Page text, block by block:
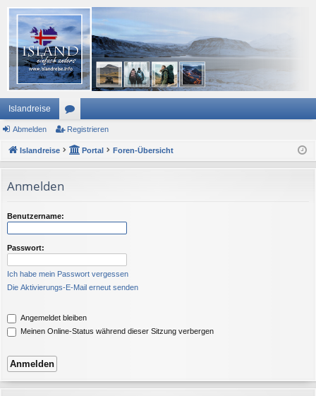
Islandreise
or
en
Abmelden Registrieren
Islandreise Portal Foren-Übersicht
Anmelden
Benutzername:
Passwort:
Ich habe mein Passwort vergessen
Die Aktivierungs-E-Mail erneut senden
Angemeldet bleiben
Meinen Online-Status während dieser Sitzung verbergen